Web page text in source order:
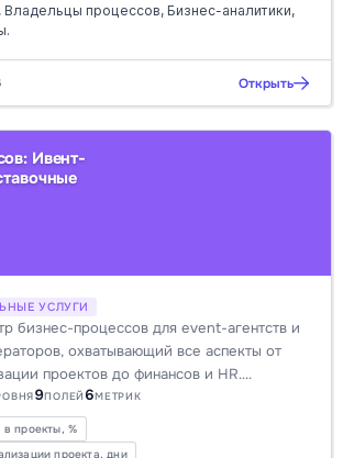
Владельцы процессов, Бизнес-аналитики,
Открыть
Ивент-
УСЛУГИ
бизнес-процессов для event-агентств и
охватывающий все аспекты от
проектов до финансов и HR.
с подрядчиками, площадками,
для повышения эффективности и
для цифровой трансформации и
9ПОЛЕЙ6МЕТРИК
проекты, %
проекта, дни